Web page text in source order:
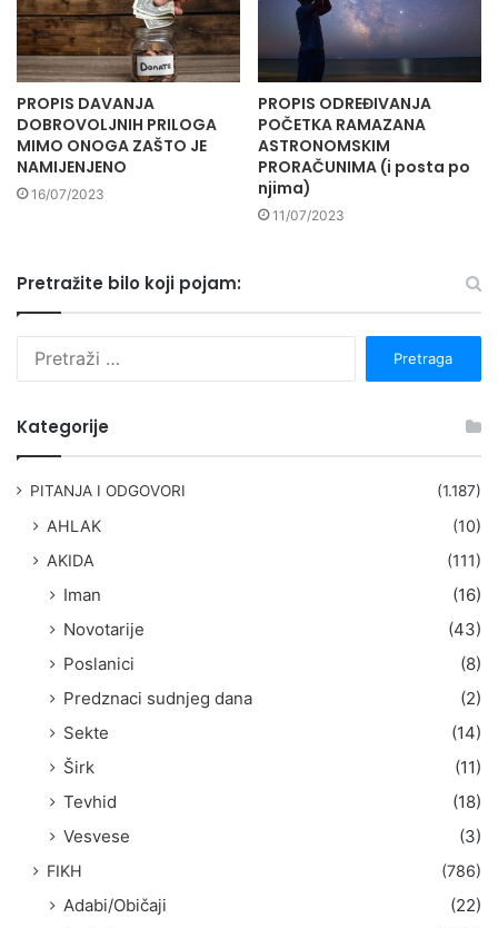
PROPIS DAVANJA
DOBROVOLJNIH PRILOGA
MIMO ONOGA ZAŠTO JE
NAMIJENJENO
16/07/2023
PROPIS ODREĐIVANJA
POČETKA RAMAZANA
ASTRONOMSKIM
PRORAČUNIMA (i posta po
njima)
11/07/2023
Pretražite bilo koji pojam:
Kategorije
PITANJA I ODGOVORI (1.187)
AHLAK
(10)
AKIDA
(111)
Iman
(16)
Novotarije
(43)
Poslanici
(8)
Predznaci sudnjeg dana
(2)
Sekte
(14)
Širk
(11)
Tevhid
(18)
Vesvese
(3)
FIKH (786)
Adabi/Običaji
(22)